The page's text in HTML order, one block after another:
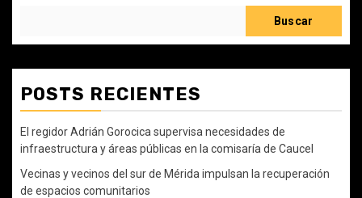
Buscar
POSTS RECIENTES
El regidor Adrián Gorocica supervisa necesidades de
infraestructura y áreas públicas en la comisaría de Caucel
Vecinas y vecinos del sur de Mérida impulsan la recuperación
de espacios comunitarios